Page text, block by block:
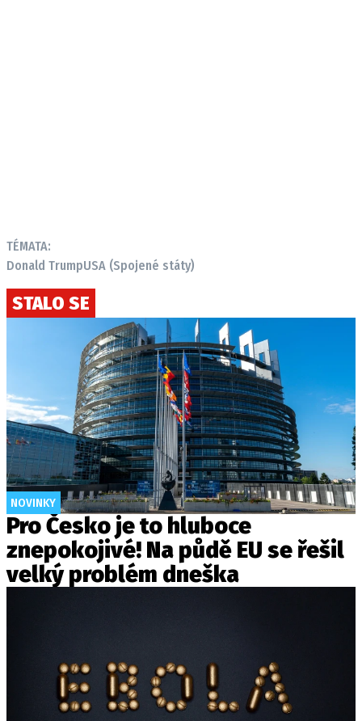
TÉMATA:
Donald TrumpUSA (Spojené státy)
STALO SE
NOVINKY
Pro Česko je to hluboce
znepokojivé! Na půdě EU se řešil
velký problém dneška